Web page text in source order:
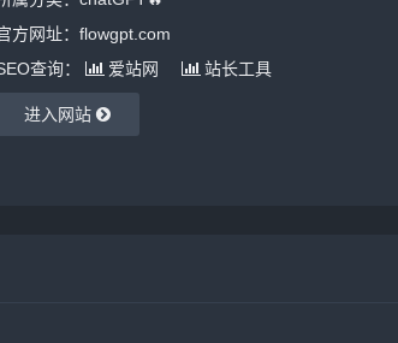
方网址：flowgpt.com
查询：
爱站网 站长工具
进入网站